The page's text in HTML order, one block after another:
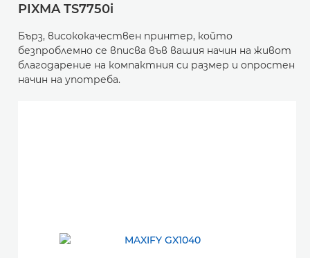
PIXMA TS7750i
Бърз, висококачествен принтер, който
безпроблемно се вписва във вашия начин на живот
благодарение на компактния си размер и опростен
начин на употреба.